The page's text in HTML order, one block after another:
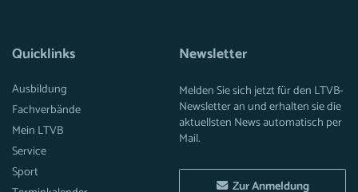
Quicklinks
Ausbildung
Fachverbände
Mein LTVB
Service
Sport
Newsletter
Melden Sie sich jetzt für den LTVB-
Newsletter an und erhalten sie die
aktuellsten News automatisch per
Mail.
Zur Anmeldung